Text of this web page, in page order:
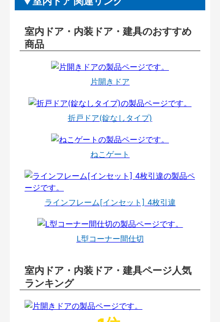
室内ドア・内装ドア・建具のおすすめ
商品
片開きドア
折戸ドア(錠なしタイプ)
ねこゲート
ラインフレーム[インセット] 4枚引違
L型コーナー間仕切
室内ドア・内装ドア・建具ページ人気
ランキング